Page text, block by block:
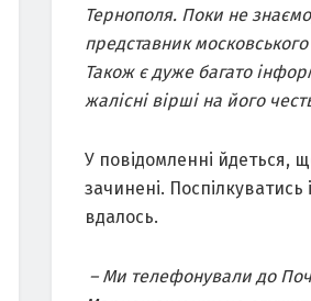
Тернополя. Поки не
представник
Також є дуже багато
жалісні вірші на його
У повідомленні йдеться,
зачинені.
вдалось.
– Ми телефонували до